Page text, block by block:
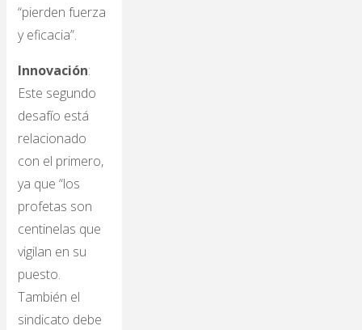
“pierden fuerza
y eficacia”.
Innovación:
Este segundo
desafío está
relacionado
con el primero,
ya que “los
profetas son
centinelas que
vigilan en su
puesto.
También el
sindicato debe